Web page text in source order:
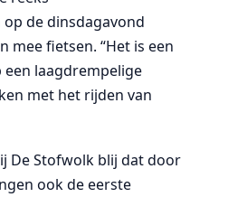
de dinsdagavond
mee fietsen. “Het is een
laagdrempelige
met het rijden van
De Stofwolk blij dat door
ook de eerste